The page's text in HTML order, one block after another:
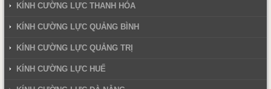
KÍNH CƯỜNG LỰC THANH HÓA
KÍNH CƯỜNG LỰC QUẢNG BÌNH
KÍNH CƯỜNG LỰC QUẢNG TRỊ
KÍNH CƯỜNG LỰC HUẾ